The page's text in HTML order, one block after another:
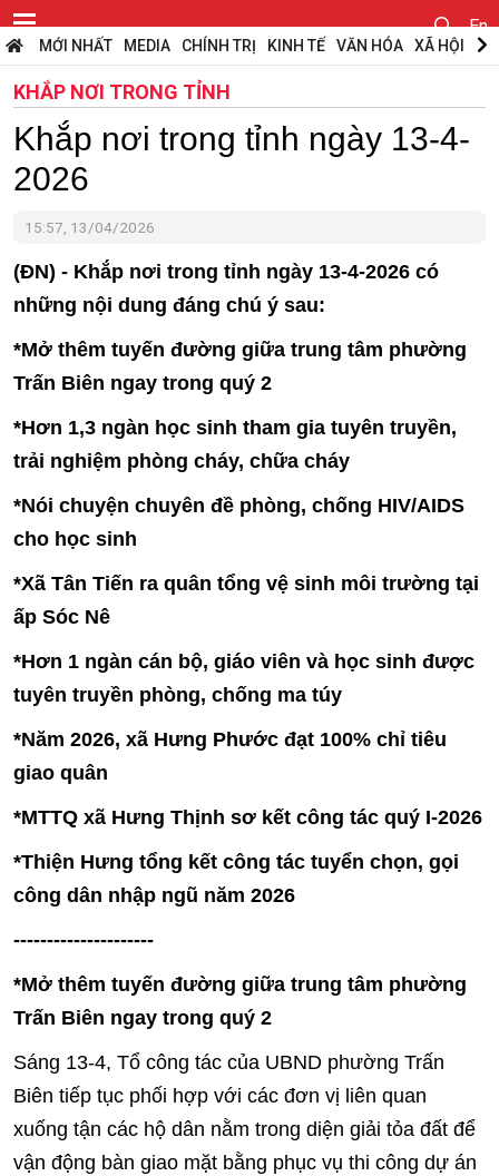
En
MỚI NHẤT MEDIA CHÍNH TRỊ KINH TẾ VĂN HÓA XÃ HỘI
KHẮP NƠI TRONG TỈNH
Khắp nơi trong tỉnh ngày 13-4-
2026
15:57, 13/04/2026
(ĐN) - Khắp nơi trong tỉnh ngày 13-4-2026 có
những nội dung đáng chú ý sau:
*Mở thêm tuyến đường giữa trung tâm phường
Trấn Biên ngay trong quý 2
*Hơn 1,3 ngàn học sinh tham gia tuyên truyền,
trải nghiệm phòng cháy, chữa cháy
*Nói chuyện chuyên đề phòng, chống HIV/AIDS
cho học sinh
*Xã Tân Tiến ra quân tổng vệ sinh môi trường tại
ấp Sóc Nê
*Hơn 1 ngàn cán bộ, giáo viên và học sinh được
tuyên truyền phòng, chống ma túy
*Năm 2026, xã Hưng Phước đạt 100% chỉ tiêu
giao quân
*MTTQ xã Hưng Thịnh sơ kết công tác quý I-2026
*Thiện Hưng tổng kết công tác tuyển chọn, gọi
công dân nhập ngũ năm 2026
---------------------
*Mở thêm tuyến đường giữa trung tâm phường
Trấn Biên ngay trong quý 2
Sáng 13-4, Tổ công tác của UBND phường Trấn
Biên tiếp tục phối hợp với các đơn vị liên quan
xuống tận các hộ dân nằm trong diện giải tỏa đất để
vận động bàn giao mặt bằng phục vụ thi công dự án